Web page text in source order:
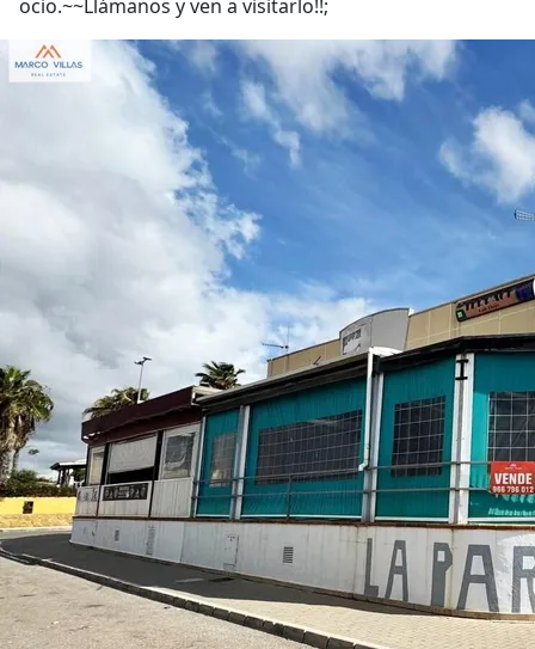
ocio.~~Llámanos y ven a visitarlo!!;